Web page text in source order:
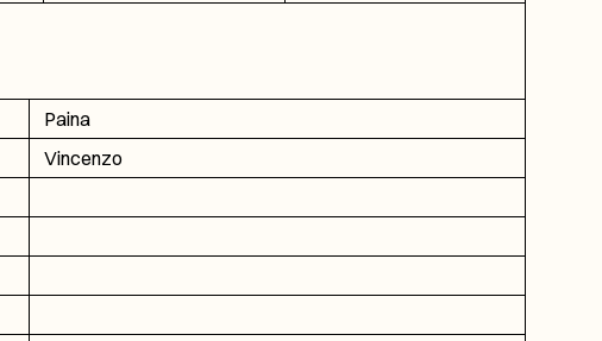
DGA
ICAR
Paina
Vincenzo